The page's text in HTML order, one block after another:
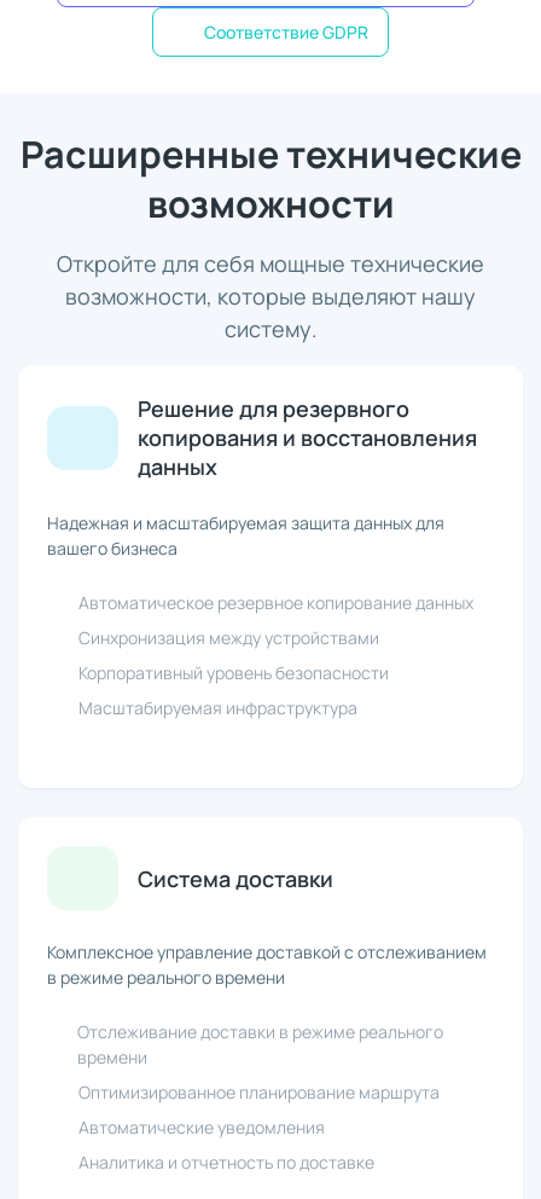
Соответствие GDPR
Расширенные технические
возможности
Откройте для себя мощные технические
возможности, которые выделяют нашу
систему.
Решение для резервного
копирования и восстановления
данных
Надежная и масштабируемая защита данных для
вашего бизнеса
Автоматическое резервное копирование данных
Синхронизация между устройствами
Корпоративный уровень безопасности
Масштабируемая инфраструктура
Система доставки
Комплексное управление доставкой с отслеживанием
в режиме реального времени
Отслеживание доставки в режиме реального
времени
Оптимизированное планирование маршрута
Автоматические уведомления
Аналитика и отчетность по доставке